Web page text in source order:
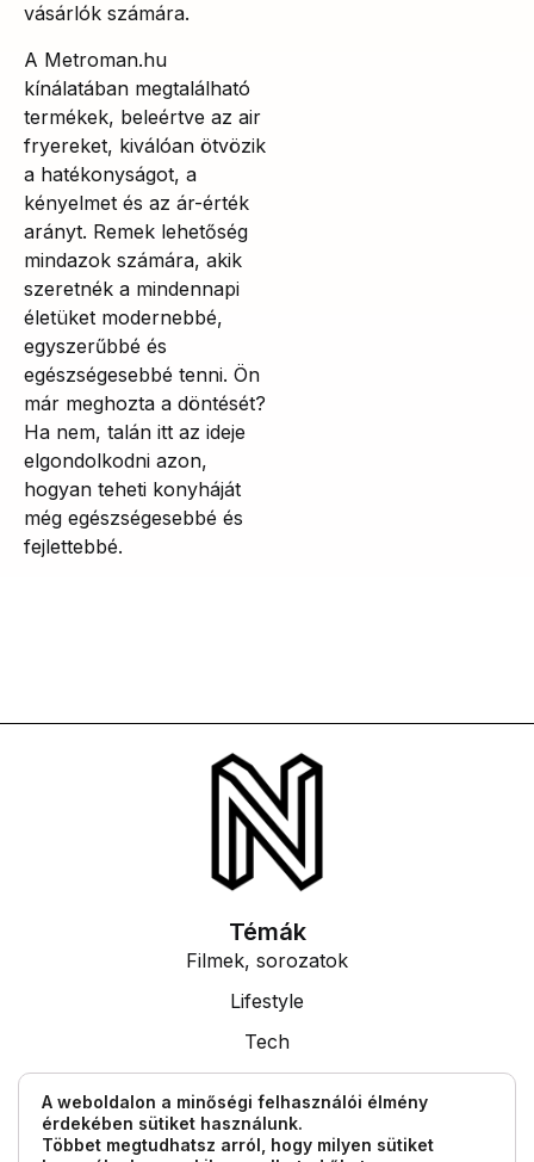
vásárlók számára.
A Metroman.hu
kínálatában megtalálható
termékek, beleértve az air
fryereket, kiválóan ötvözik
a hatékonyságot, a
kényelmet és az ár-érték
arányt. Remek lehetőség
mindazok számára, akik
szeretnék a mindennapi
életüket modernebbé,
egyszerűbbé és
egészségesebbé tenni. Ön
már meghozta a döntését?
Ha nem, talán itt az ideje
elgondolkodni azon,
hogyan teheti konyháját
még egészségesebbé és
fejlettebbé.
Témák
Filmek, sorozatok
Lifestyle
Tech
Egyéb információk
A weboldalon a minőségi felhasználói élmény
érdekében sütiket használunk.
Többet megtudhatsz arról, hogy milyen sütiket